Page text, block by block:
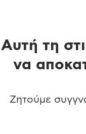
Αυτή τη
να
Ζητούμε